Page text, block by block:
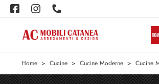
Home > Cucine > Cucine Moderne > Cucine